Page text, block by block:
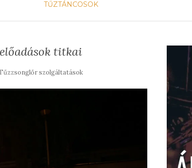
TŰZTÁNCOSOK
titkai
szolgáltatások